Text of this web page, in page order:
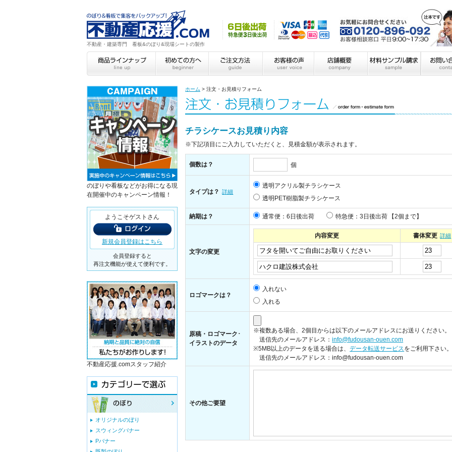
不動産・建築専門 看板&のぼり&現場シートの製作
ホーム > 注文・お見積りフォーム
チラシケースお見積り内容
※下記項目にご入力していただくと、見積金額が表示されます。
個数は？ 個
タイプは？ 詳細
透明アクリル製チラシケース
透明PET樹脂製チラシケース
納期は？ 通常便：6日後出荷 特急便：3日後出荷 【2個まで】
文字の変更
内容変更 書体変更 詳細
ロゴマークは？
入れない
入れる
原稿・ロゴマーク･
イラストのデータ
※複数ある場合、2個目からは以下のメールアドレスにお送りください。
送信先のメールアドレス：info@fudousan-ouen.com
※5MB以上のデータを送る場合は、データ転送サービスをご利用下さい
送信先のメールアドレス：info@fudousan-ouen.com
その他ご要望
のぼりや看板などがお得になる現
在開催中のキャンペーン情報！
ようこそゲストさん
新規会員登録はこちら
会員登録すると
再注文機能が使えて便利です。
不動産応援.comスタッフ紹介
オリジナルのぼり
スウィングバナー
Pバナー